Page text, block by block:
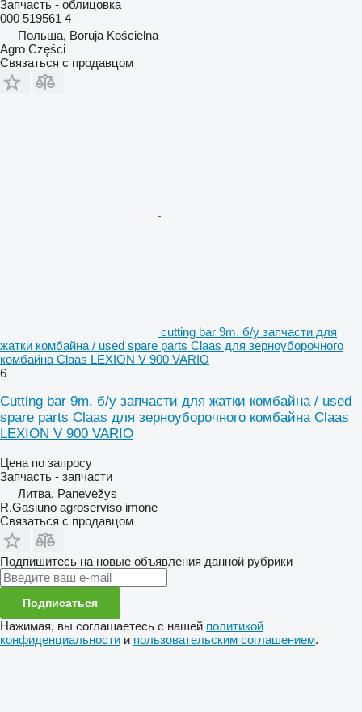
Запчасть - облицовка
000 519561 4
Польша, Boruja Kościelna
Agro Części
Связаться с продавцом
cutting bar 9m. б/у запчасти для
жатки комбайна / used spare parts Claas для зерноуборочного
комбайна Claas LEXION V 900 VARIO
6
Cutting bar 9m. б/у запчасти для жатки комбайна / used
spare parts Claas для зерноуборочного комбайна Claas
LEXION V 900 VARIO
Цена по запросу
Запчасть - запчасти
Литва, Panevėžys
R.Gasiuno agroserviso imone
Связаться с продавцом
Подпишитесь на новые объявления данной рубрики
Подписаться
Нажимая, вы соглашаетесь с нашей политикой
конфиденциальности и пользовательским соглашением.